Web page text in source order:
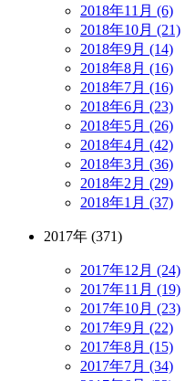
2018年11月 (6)
2018年10月 (21)
2018年9月 (14)
2018年8月 (16)
2018年7月 (16)
2018年6月 (23)
2018年5月 (26)
2018年4月 (42)
2018年3月 (36)
2018年2月 (29)
2018年1月 (37)
2017年 (371)
2017年12月 (24)
2017年11月 (19)
2017年10月 (23)
2017年9月 (22)
2017年8月 (15)
2017年7月 (34)